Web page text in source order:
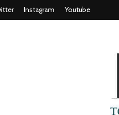
Instagram Youtube